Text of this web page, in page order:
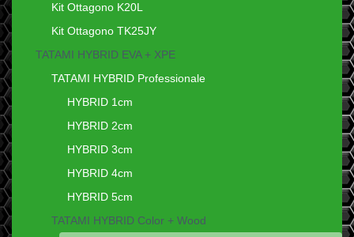
Kit Ottagono K20L
Kit Ottagono TK25JY
TATAMI HYBRID EVA + XPE
TATAMI HYBRID Professionale
HYBRID 1cm
HYBRID 2cm
HYBRID 3cm
HYBRID 4cm
HYBRID 5cm
TATAMI HYBRID Color + Wood